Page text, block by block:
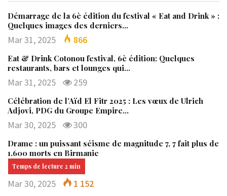
Démarrage de la 6è édition du festival « Eat and Drink » :
Quelques images des derniers…
Mar 31, 2025 866
Eat & Drink Cotonou festival, 6è édition: Quelques
restaurants, bars et lounges qui…
Mar 31, 2025 259
Célébration de l’Aïd El Fitr 2025 : Les vœux de Ulrich
Adjovi, PDG du Groupe Empire…
Mar 30, 2025 300
Drame : un puissant séisme de magnitude 7, 7 fait plus de
1.600 morts en Birmanie
Mar 30, 2025 1 152